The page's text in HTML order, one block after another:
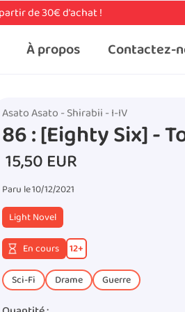
de 30€ d'achat !
À propos Contactez-
Asato Asato - Shirabii - I-IV
86 : [Eighty Six] -
15,50 EUR
Paru le10/12/2021
Light Novel
En cours 12+
Sci-Fi Drame Guerre